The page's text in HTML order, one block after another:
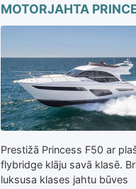
MOTORJAHTA
Prestižā Princess F50 ar
flybridge klāju savā klasē.
luksusa klases jahtu būves